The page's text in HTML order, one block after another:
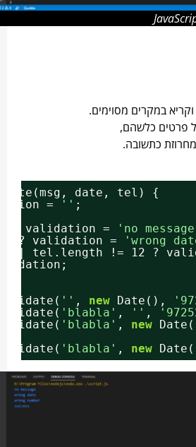
במקרים מסוימים.
פרטים כלשהם,
כתשובה.
date, tel) {
= '' ;
? validation = 'no
? validation = 'wrong
|| tel.length != 12 ?
'' , new Date(),
'blabla' , '' ,
'blabla' , new
'blabla' , new